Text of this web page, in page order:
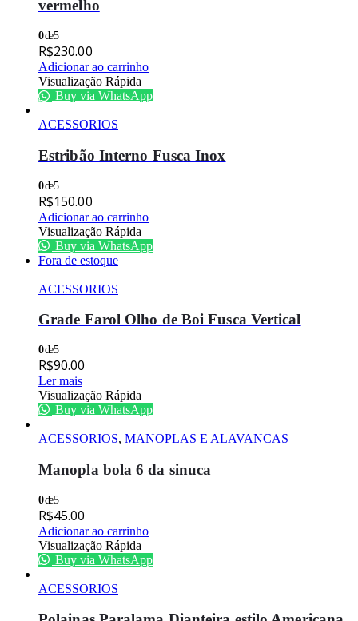
vermelho
0de 5
R$230.00
Adicionar ao carrinho
Visualização Rápida
Buy via WhatsApp
ACESSORIOS
Estribão Interno Fusca Inox
0de 5
R$150.00
Adicionar ao carrinho
Visualização Rápida
Buy via WhatsApp
Fora de estoque
ACESSORIOS
Grade Farol Olho de Boi Fusca Vertical
0de 5
R$90.00
Ler mais
Visualização Rápida
Buy via WhatsApp
ACESSORIOS, MANOPLAS E ALAVANCAS
Manopla bola 6 da sinuca
0de 5
R$45.00
Adicionar ao carrinho
Visualização Rápida
Buy via WhatsApp
ACESSORIOS